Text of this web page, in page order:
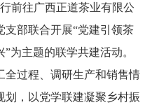
前往广西正道茶业有限公
部联合开展“党建引领茶
为主题的联学共建活动。
全过程、调研生产和销售情
划，以党学联建凝聚乡村振